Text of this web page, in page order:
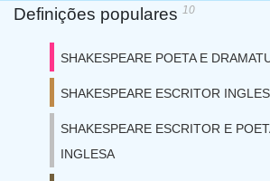
Definições populares 10
SHAKESPEARE POETA E
SHAKESPEARE ESCRITOR INGLES
SHAKESPEARE ESCRITOR E
INGLESA